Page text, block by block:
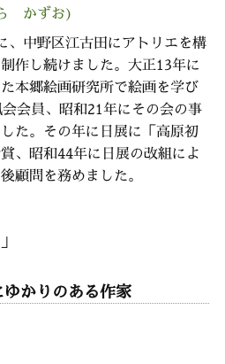
かずお)
、中野区江古田にアトリエを構
作し続けました。大正13年に
本郷絵画研究所で絵画を学び
会員、昭和21年にその会の事
た。その年に日展に「高原初
、昭和44年に日展の改組によ
顧問を務めました。
かりのある作家